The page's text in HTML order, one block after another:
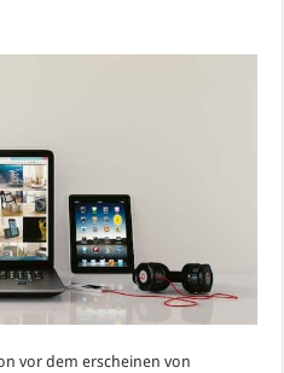
vor dem erscheinen von